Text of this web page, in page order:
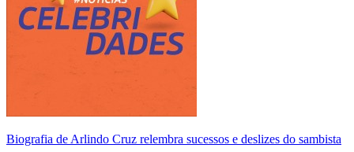
Biografia de Arlindo Cruz relembra sucessos e deslizes do sambista